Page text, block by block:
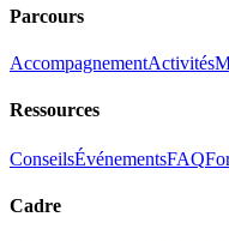
Parcours
AccompagnementActivités
Ressources
ConseilsÉvénementsFAQ
Cadre